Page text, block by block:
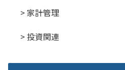
> 家計管理
> 投資関連